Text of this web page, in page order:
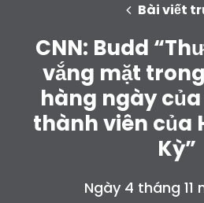
Bữa tiệc
Hoạt
Vote
Quyên
Bài viết
CNN: Budd
vắng mặt
hàng ngày
thành viên của
Kỳ”
Ngày 4 tháng 11